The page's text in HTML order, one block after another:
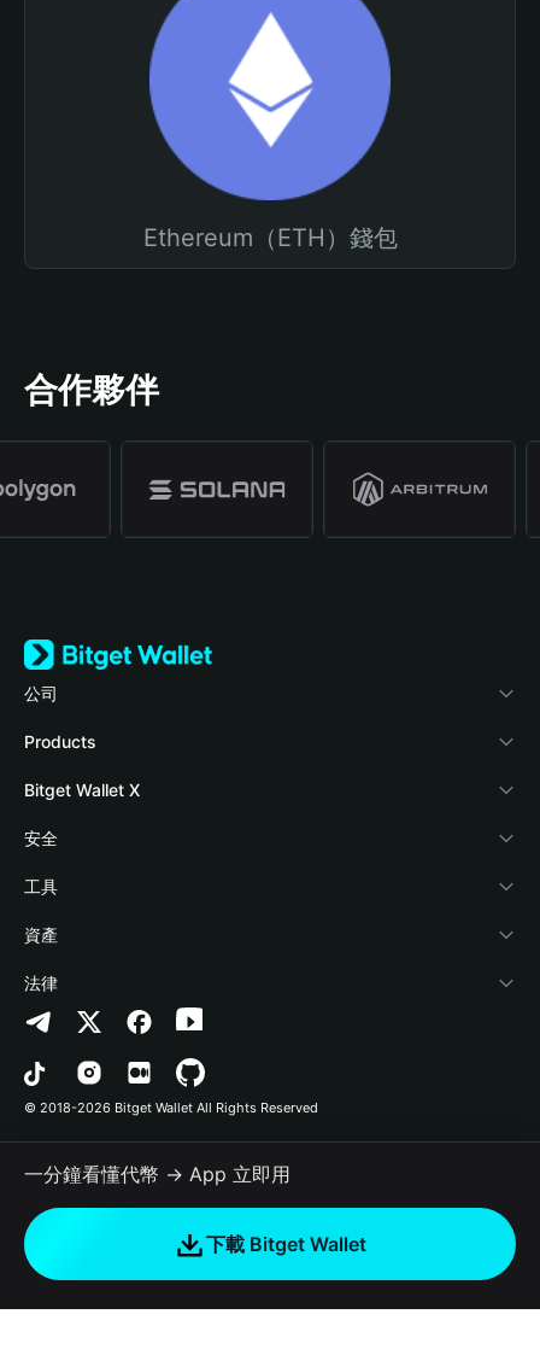
Ethereum（ETH）錢包
合作夥伴
公司
關於 Bitget Wallet
部落格
學院
加密資訊
幫助中心
‌聯繫我們
品牌資源
工作機會
Products
Crypto Card
Stablecoin Earn
Payfi Crypto
Crypto Swap API
Altcoin Season Index
Prediction Markets
DApp
RWA
如何購買加密貨幣
Bitget Wallet X
開發者文件
連接錢包
Bitget Wallet Pay
合作上架
安全
風險保障基金
安全防護技術
工具
快捷買幣
授權檢測
合約檢測
批次轉帳
資產
Arbitrum
Avalanche
Bitcoin
Polygon
法律
隱私協議
用戶使用協議
© 2018-2026 Bitget Wallet All Rights Reserved
一分鐘看懂代幣 → App 立即用
下載 Bitget Wallet